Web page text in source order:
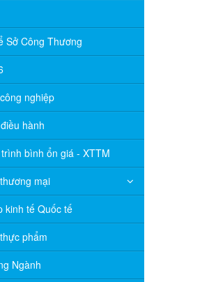
Sở Công Thương
nghiệp
hành
bình ổn giá - XTTM
mại
kinh tế Quốc tế
phẩm
Ngành